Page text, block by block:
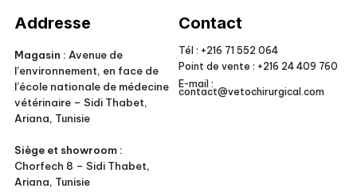
Addresse
Magasin : Avenue de
l’environnement, en face de
l’école nationale de médecine
vétérinaire – Sidi Thabet,
Ariana, Tunisie
Siège et showroom :
Chorfech 8 – Sidi Thabet,
Ariana, Tunisie
Contact
Tél : +216 71 552 064
Point de vente : +216 24 409 760
E-mail :
contact@vetochirurgical.com